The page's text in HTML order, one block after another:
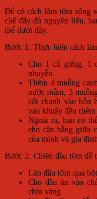
Để có cách làm tôm sống
chế đầy đủ nguyên liệu,
thể dưới đây.
Bước 1: Thực hiện cách
Cho 1 củ gừng, 1
nhuyễn.
Thêm 4 muỗng
nước mắm, 3
cốt chanh vào hỗn
vào khuấy đều
Ngoài ra, bạn có
cho cân bằng giữa
của mình và gia
Bước 2: Chiên đầu tôm để
Lăn đầu tôm qua
Cho dầu ăn vào
chín vàng.